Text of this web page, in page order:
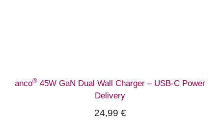
anco® 45W GaN Dual Wall Charger – USB-C Power
Delivery
24,99 €